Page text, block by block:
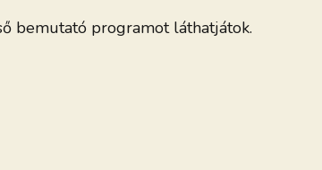
bemutató programot láthatjátok.